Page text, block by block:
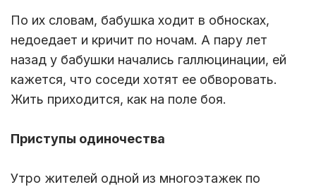
По их словам, бабушка ходит в обносках,
недоедает и кричит по ночам. А пару лет
назад у бабушки начались галлюцинации, ей
кажется, что соседи хотят ее обворовать.
Жить приходится, как на поле боя.
Приступы одиночества
Утро жителей одной из многоэтажек по